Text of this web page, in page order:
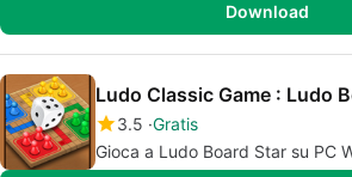
Download
Ludo Classic Game : Ludo
3.5 Gratis
Gioca a Ludo Board Star su PC